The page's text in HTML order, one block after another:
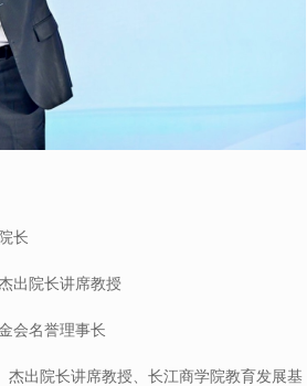
长
出院长讲席教授
会名誉理事长
出院长讲席教授、长江商学院教育发展基